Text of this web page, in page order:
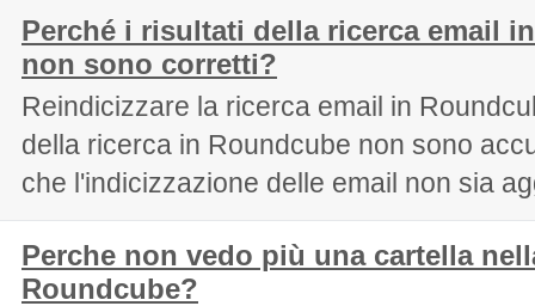
Perché i risultati della ricerca email
non sono corretti?
Reindicizzare la ricerca email in
della ricerca in Roundcube non sono
che l'indicizzazione delle email non sia
Perche non vedo più una cartella
Roundcube?